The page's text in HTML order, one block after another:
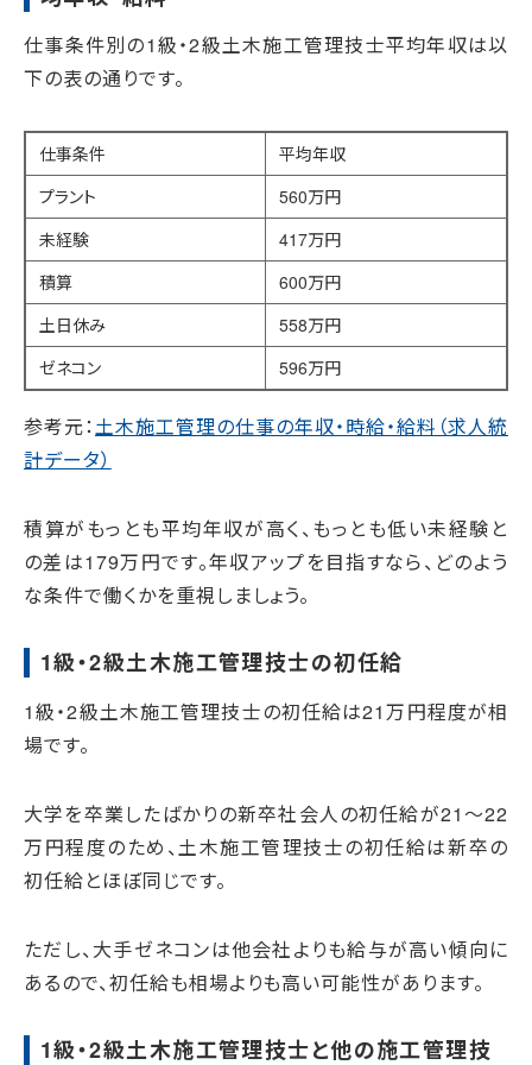
仕事条件別の1級・2級土木施工管理技士平均年収は以
下の表の通りです。
仕事条件
平均年収
プラント
560万円
未経験
417万円
積算
600万円
土日休み
558万円
ゼネコン
596万円
参考元：土木施工管理の仕事の年収・時給・給料（求人統
計データ）
積算がもっとも平均年収が高く、もっとも低い未経験と
の差は179万円です。年収アップを目指すなら、どのよう
な条件で働くかを重視しましょう。
1級・2級土木施工管理技士の初任給
1級・2級土木施工管理技士の初任給は21万円程度が相
場です。
大学を卒業したばかりの新卒社会人の初任給が21～22
万円程度のため、土木施工管理技士の初任給は新卒の
初任給とほぼ同じです。
ただし、大手ゼネコンは他会社よりも給与が高い傾向に
あるので、初任給も相場よりも高い可能性があります。
1級・2級土木施工管理技士と他の施工管理技